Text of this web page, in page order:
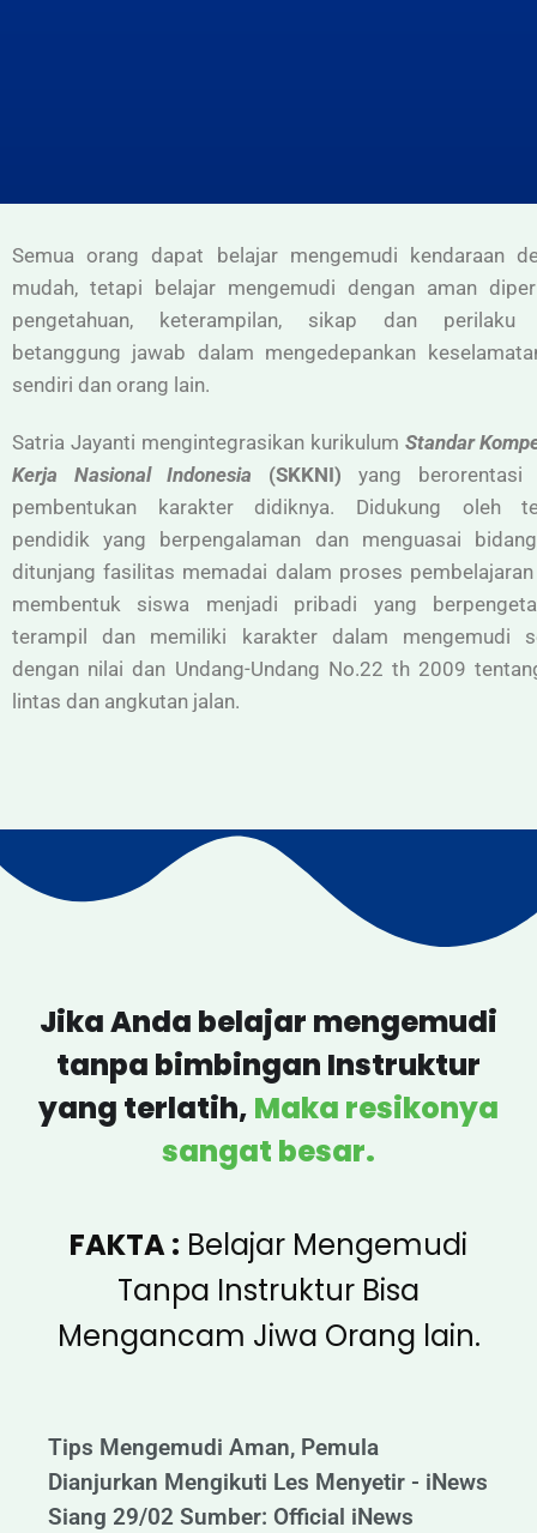
Semua orang dapat belajar mengemudi kendaraan
mudah, tetapi belajar mengemudi dengan aman
pengetahuan, keterampilan, sikap dan perilaku
betanggung jawab dalam mengedepankan
sendiri dan orang lain.
Satria Jayanti mengintegrasikan kurikulum Standar
Kerja Nasional Indonesia
(SKKNI) yang berorentasi
pembentukan karakter didiknya. Didukung oleh
pendidik yang berpengalaman dan menguasai
ditunjang fasilitas memadai dalam proses
membentuk siswa menjadi pribadi yang
terampil dan memiliki karakter dalam mengemudi
dengan nilai dan Undang-Undang No.22 th 2009
lintas dan angkutan jalan.
Jika Anda belajar mengemudi
tanpa bimbingan Instruktur
yang terlatih, Maka resikonya
sangat besar.
FAKTA : Belajar Mengemudi
Tanpa Instruktur Bisa
Mengancam Jiwa Orang lain.
Tips Mengemudi Aman, Pemula
Dianjurkan Mengikuti Les Menyetir - iNews
Siang 29/02 Sumber: Official iNews